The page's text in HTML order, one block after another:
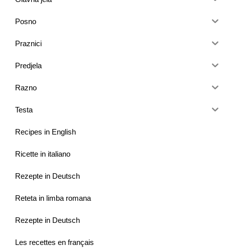
Posno
Praznici
Predjela
Razno
Testa
Recipes in English
Ricette in italiano
Rezepte in Deutsch
Reteta in limba romana
Rezepte in Deutsch
Les recettes en français